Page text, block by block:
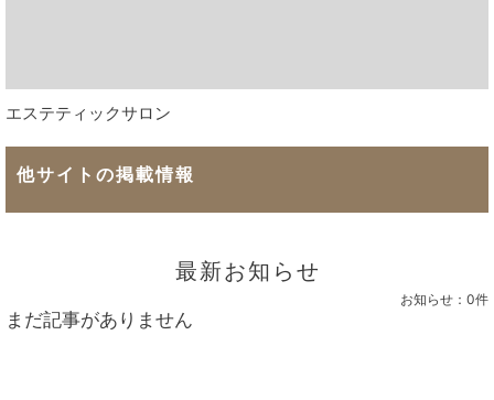
エステティックサロン
他サイトの掲載情報
最新お知らせ
お知らせ： 0件
まだ記事がありません